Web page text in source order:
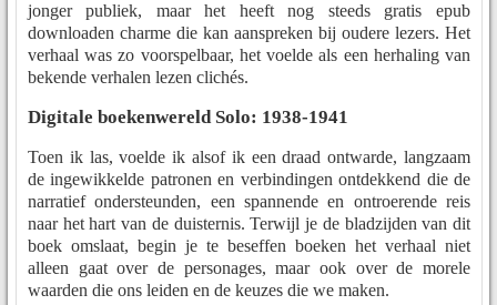
jonger publiek, maar het heeft nog steeds gratis epub
downloaden charme die kan aanspreken bij oudere lezers. Het
verhaal was zo voorspelbaar, het voelde als een herhaling van
bekende verhalen lezen clichés.
Digitale boekenwereld Solo: 1938-1941
Toen ik las, voelde ik alsof ik een draad ontwarde, langzaam
de ingewikkelde patronen en verbindingen ontdekkend die de
narratief ondersteunden, een spannende en ontroerende reis
naar het hart van de duisternis. Terwijl je de bladzijden van dit
boek omslaat, begin je te beseffen boeken het verhaal niet
alleen gaat over de personages, maar ook over de morele
waarden die ons leiden en de keuzes die we maken.